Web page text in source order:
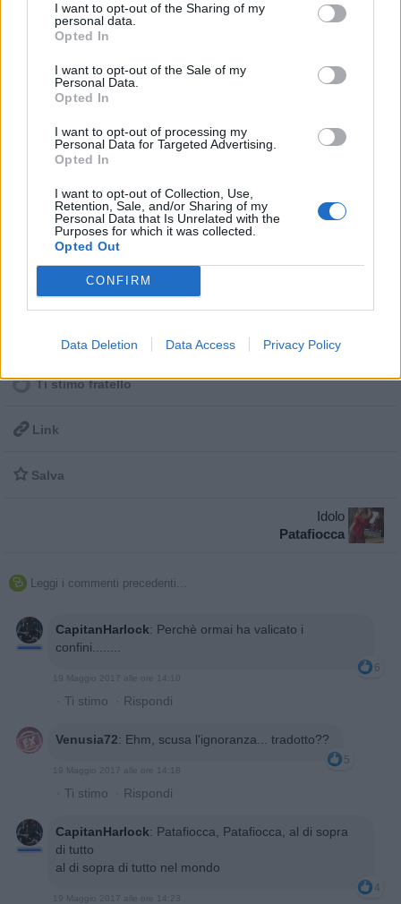
I want to opt-out of the Sharing of my
personal data.
Opted In
I want to opt-out of the Sale of my
Personal Data.
Opted In
I want to opt-out of processing my
Personal Data for Targeted Advertising.
Opted In
I want to opt-out of Collection, Use,
Retention, Sale, and/or Sharing of my
Personal Data that Is Unrelated with the
Purposes for which it was collected.
Opted Out
CONFIRM
Data Deletion Data Access Privacy Policy
Speriamo che la Merkel, non si incazzi...........
Ti stimo fratello
 Link
 Salva
Idolo
Patafiocca
 Leggi i commenti precedenti...
CapitanHarlock: Perchè ormai ha valicato i
confini........
6
19 Maggio 2017 alle ore 14:10
· Ti stimo · Rispondi
Venusia72: Ehm, scusa l'ignoranza... tradotto??
5
19 Maggio 2017 alle ore 14:18
· Ti stimo · Rispondi
CapitanHarlock: Patafiocca, Patafiocca, al di sopra
di tutto
al di sopra di tutto nel mondo
4
19 Maggio 2017 alle ore 14:23